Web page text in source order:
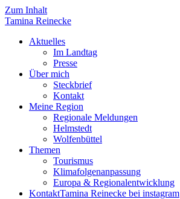
Zum Inhalt
Tamina Reinecke
Aktuelles
Im Landtag
Presse
Über mich
Steckbrief
Kontakt
Meine Region
Regionale Meldungen
Helmstedt
Wolfenbüttel
Themen
Tourismus
Klimafolgenanpassung
Europa & Regionalentwicklung
KontaktTamina Reinecke bei instagram